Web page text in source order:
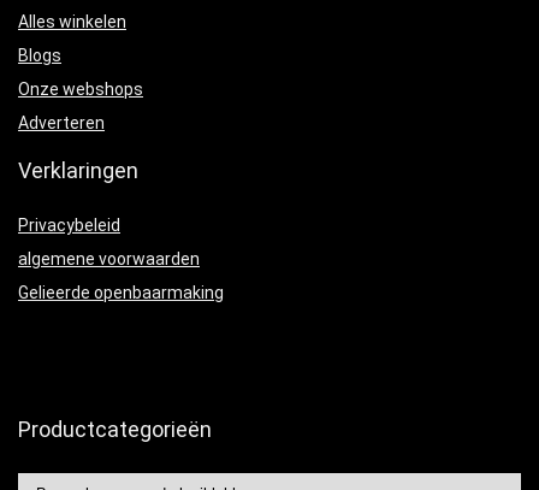
Alles winkelen
Blogs
Onze webshops
Adverteren
Verklaringen
Privacybeleid
algemene voorwaarden
Gelieerde openbaarmaking
Productcategorieën